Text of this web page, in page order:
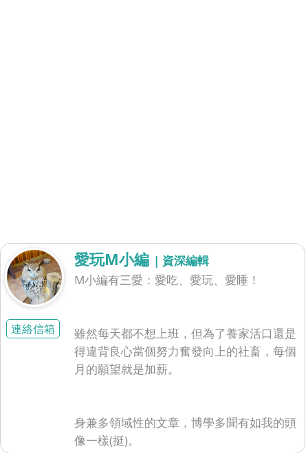
連絡信箱
愛玩M小編 | 資深編輯
M小編有三愛：愛吃、愛玩、愛睡！
雖然每天都不想上班，但為了養家活口還是
得違背良心當個努力奮發向上的社畜，每個
月的願望就是加薪。
身兼多領域性的文章，博學多聞有如我的頭
像一樣(挺)。